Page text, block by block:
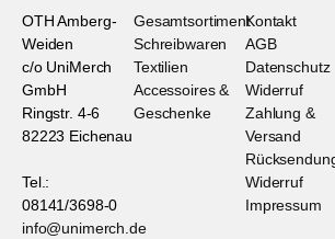
OTH Amberg-
Weiden
c/o UniMerch
GmbH
Ringstr. 4-6
82223 Eichenau
Tel.:
08141/3698-0
info@unimerch.de
Gesamtsortiment
Schreibwaren
Textilien
Accessoires &
Geschenke
Kontakt
AGB
Datenschutz
Widerruf
Zahlung &
Versand
Widerruf
Impressum